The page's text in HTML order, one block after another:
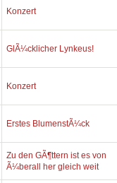
Konzert
GlÃ¼cklicher Lynkeus!
Konzert
Erstes BlumenstÃ¼ck
Zu den GÃ¶ttern ist es von
Ã¼berall her gleich weit